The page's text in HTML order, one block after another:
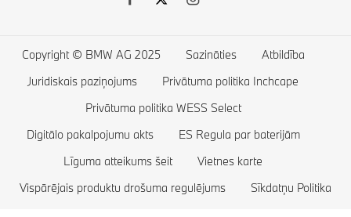
BMW 2. sērija
BMW 1. sērija
BMW M sērija
BMW konceptautomobiļi
BMW luksusa automobiļi
Elektroauto darbības rādiuss
Elektroauto ekspluatācijas izmaksas
Plug-in hibrīdauto
Copyright © BMW AG 2025 Sazināties
Atbildība
Juridiskais paziņojums
Privātuma politika Inchcape
Privātuma politika WESS Select
Digitālo pakalpojumu akts
ES Regula par baterijām
Līguma atteikums šeit
Vietnes karte
Vispārējais produktu drošuma regulējums
Sīkdatņu Politika